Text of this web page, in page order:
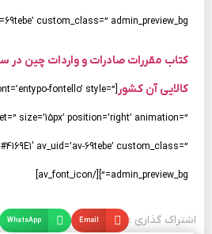
69tebe’ custom_class=” admin_preview_bg=”][/av_font_icon]
کالایی آن کشور fontello’ style=”
size=’15px’ position=’right’ animation=”
av_uid=’av-69tebe’ custom_class=”
admin_preview_bg=”][/av_font_icon]
اشتراک گذاری : Email
WhatsApp